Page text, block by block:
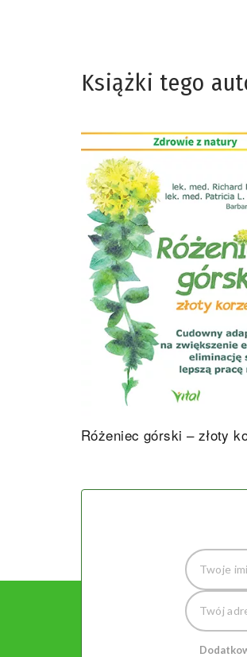
Książki tego
Różeniec górski – złoty